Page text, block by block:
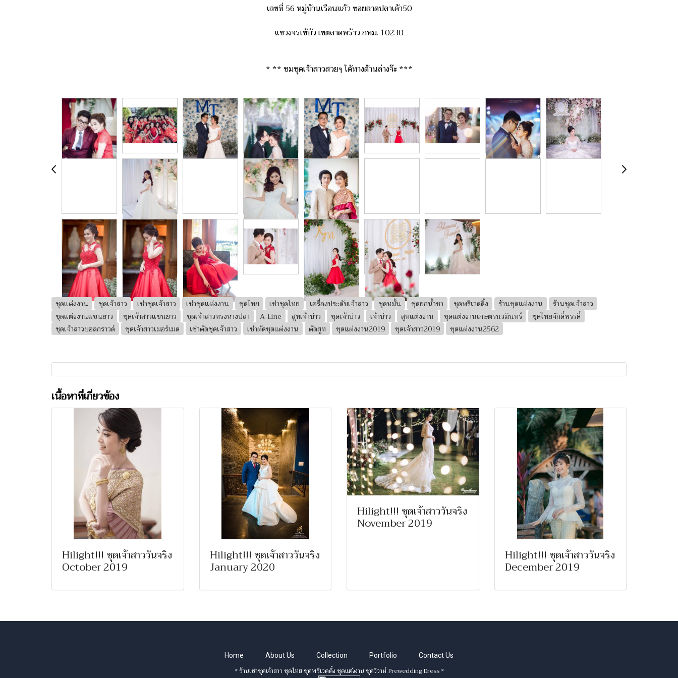
เลขที่ 56 หมู่บ้านเรือนแก้ว ซอยลาดปลาเค้า50
แขวงจรเข้บัว เขตลาดพร้าว กทม. 10230
* ** ชมชุดเจ้าสาวสวยๆ ได้ทางด้านล่างจ๊ะ ***
ชุดแต่งงาน ชุดเจ้าสาว เช่าชุดเจ้าสาว เช่าชุดแต่งงาน ชุดไทย เช่าชุดไทย เครื่องประดับเจ้าสาว ชุดหมั้น ชุดยกน้ำชา ชุดพรีเวดดิ้ง ร้านชุดแต่งงาน
ร้านชุดเจ้าสาว
ชุดแต่งงานแขนยาว
ชุดเจ้าสาวแขนยาว ชุดเจ้าสาวทรงหางปลา A-Line สูทเจ้าบ่าว ชุดเจ้าบ่าว เจ้าบ่าว สูทแต่งงาน ชุดแต่งงานเกษตรนวมินทร์
ชุดไทยจักดิ์พรรดิ์
ชุดเจ้าสาวบอลกราวด์
ชุดเจ้าสาวเมอร์เมด เช่าตัดชุดเจ้าสาว เช่าตัดชุดแต่งงาน ตัดสูท ชุดแต่งงาน2019 ชุดเจ้าสาว2019 ชุดแต่งงาน2562
เนื้อหาที่เกี่ยวข้อง
Hilight!!! ชุดเจ้าสาววันจริง
October 2019
Hilight!!! ชุดเจ้าสาววันจริง
January 2020
Hilight!!! ชุดเจ้าสาววันจริง
November 2019
Hilight!!! ชุดเจ้าสาววันจริง
December 2019
Home About Us Collection Portfolio Contact Us
* ร้านเช่าชุดเจ้าสาว ชุดไทย ชุดพรีเวดดิ้ง ชุดแต่งงาน ชุดวิวาห์ Prewedding Dress *